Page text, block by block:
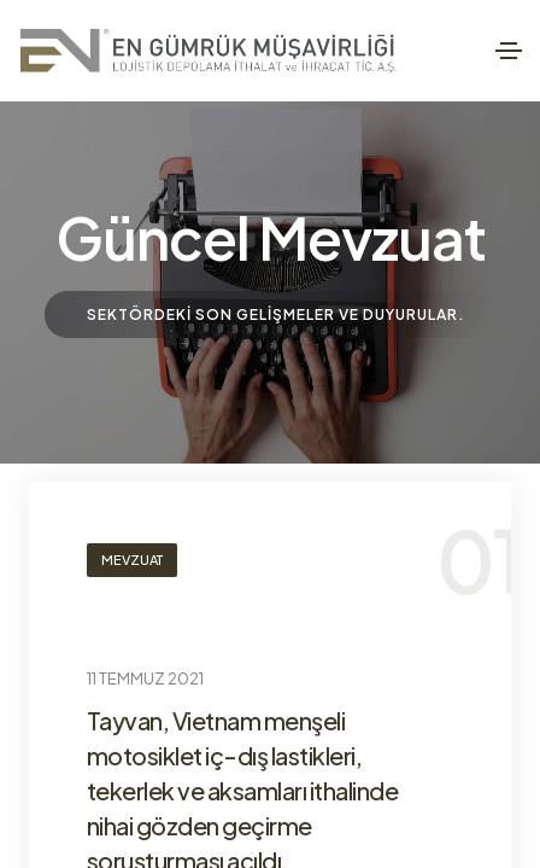
Güncel Mevzuat
SEKTÖRDEKI SON GELIŞMELER VE DUYURULAR.
MEVZUAT
11 TEMMUZ 2021
Tayvan, Vietnam menşeli
motosiklet iç-dış lastikleri,
tekerlek ve aksamları ithalinde
nihai gözden geçirme
soruşturması açıldı.